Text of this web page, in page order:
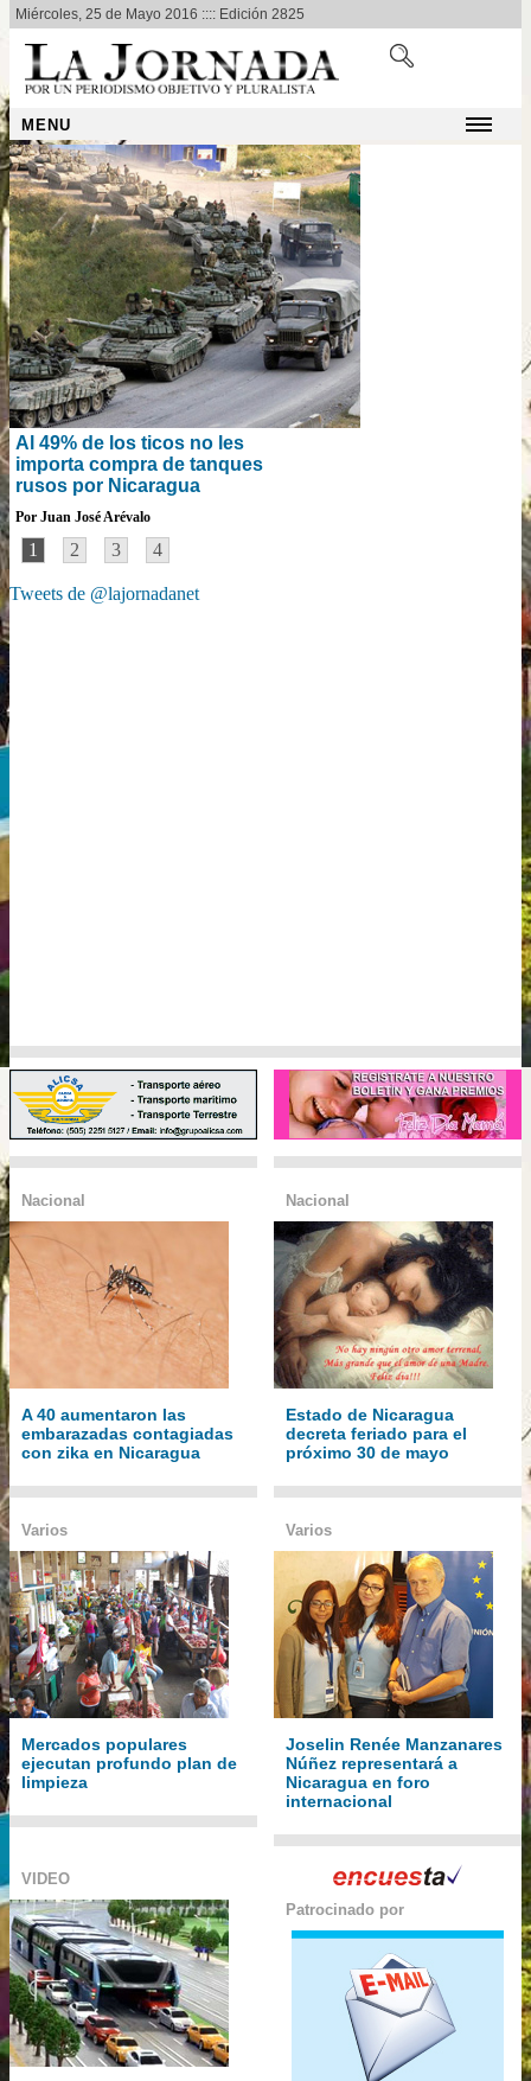
Miércoles, 25 de Mayo 2016 :::: Edición 2825
MENU
Al 49% de los ticos no les
importa compra de tanques
rusos por Nicaragua
Por Juan José Arévalo
1 2 3 4
Tweets de @lajornadanet
Nacional
A 40 aumentaron las
embarazadas contagiadas
con zika en Nicaragua
Nacional
Estado de Nicaragua
decreta feriado para el
próximo 30 de mayo
Varios
Mercados populares
ejecutan profundo plan de
limpieza
Varios
Joselin Renée Manzanares
Núñez representará a
Nicaragua en foro
internacional
VIDEO
Patrocinado por